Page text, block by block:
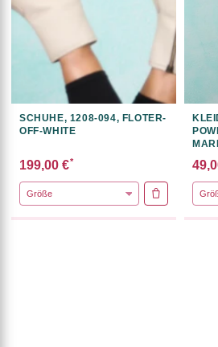
SCHUHE, 1208-094, FLOTER-
OFF-WHITE
199,00 €*
IN DEN